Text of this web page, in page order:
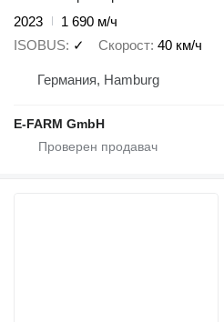
2023
1 690 м/ч
ISOBUS ✓ Скорост 40 км/ч
Германия, Hamburg
E-FARM GmbH